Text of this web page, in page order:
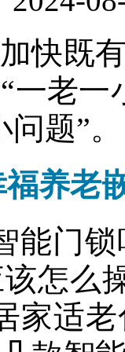
快既
一老
题”。
养老
能门
怎么
家适